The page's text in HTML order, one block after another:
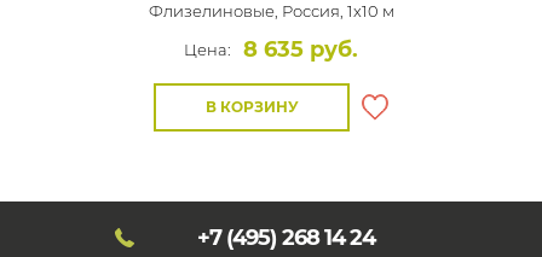
Флизелиновые, Россия, 1x10 м
Цена:
8 635 руб.
В КОРЗИНУ
+7 (495) 268 14 24